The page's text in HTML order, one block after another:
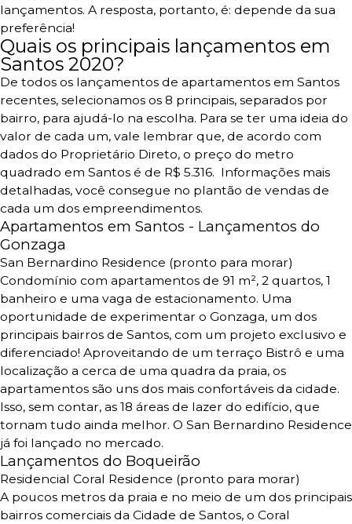
lançamentos. A resposta, portanto, é: depende da sua
preferência!
Quais os principais lançamentos em
Santos 2020?
De todos os lançamentos de apartamentos em Santos
recentes, selecionamos os 8 principais, separados por
bairro, para ajudá-lo na escolha. Para se ter uma ideia do
valor de cada um, vale lembrar que, de acordo com
dados do Proprietário Direto, o preço do metro
quadrado em Santos é de R$ 5.316. Informações mais
detalhadas, você consegue no plantão de vendas de
cada um dos empreendimentos.
Apartamentos em Santos - Lançamentos do
Gonzaga
San Bernardino Residence (pronto para morar)
Condomínio com apartamentos de 91 m², 2 quartos, 1
banheiro e uma vaga de estacionamento. Uma
oportunidade de experimentar o Gonzaga, um dos
principais bairros de Santos, com um projeto exclusivo e
diferenciado! Aproveitando de um terraço Bistrô e uma
localização a cerca de uma quadra da praia, os
apartamentos são uns dos mais confortáveis da cidade.
Isso, sem contar, as 18 áreas de lazer do edifício, que
tornam tudo ainda melhor. O San Bernardino Residence
já foi lançado no mercado.
Lançamentos do Boqueirão
Residencial Coral Residence (pronto para morar)
A poucos metros da praia e no meio de um dos principais
bairros comerciais da Cidade de Santos, o Coral